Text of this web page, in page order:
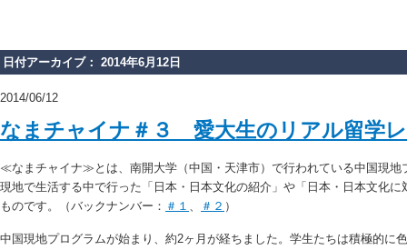
日付アーカイブ： 2014年6月12日
2014/06/12
なまチャイナ＃３ 愛大生のリアル留学
≪なまチャイナ≫とは、南開大学（中国・天津市）で行われている中国現地
現地で生活する中で行った「日本・日本文化の紹介」や「日本・日本文化
ものです。（バックナンバー： ＃１ 、 ＃２ ）
中国現地プログラムが始まり、約2ヶ月が経ちました。学生たちは積極的に